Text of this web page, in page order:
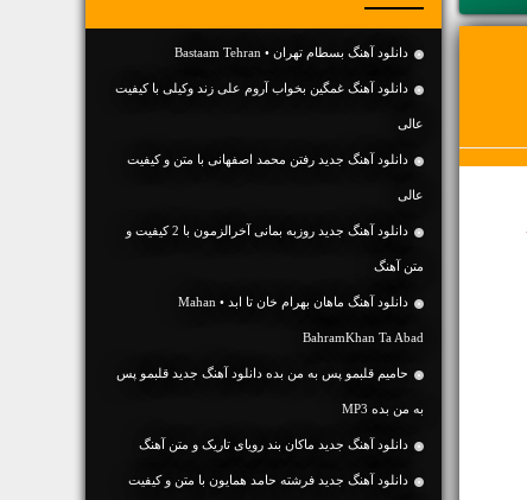
دانلود آهنگ بسطام تهران • Bastaam Tehran
دانلود آهنگ غمگین بخواب آروم علی زند وکیلی با کیفیت
عالی
دانلود آهنگ جديد رفتن محمد اصفهانی با متن و کیفیت
عالی
دانلود آهنگ جديد روزبه بمانی آخرالزمون با 2 کیفیت و
متن آهنگ
دانلود آهنگ ماهان بهرام خان تا ابد • Mahan
BahramKhan Ta Abad
حامیم قلبمو پس به من بده دانلود آهنگ جدید قلبمو پس
به من بده MP3
دانلود آهنگ جديد ماکان بند رویای تاریک و متن آهنگ
دانلود آهنگ جديد فرشته حامد همایون با متن و کیفیت